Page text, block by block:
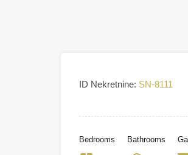
ID Nekretnine: SN-8111
Bedrooms Bathrooms